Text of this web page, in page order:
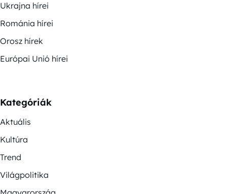
Ukrajna hírei
Románia hírei
Orosz hírek
Európai Unió hírei
Kategóriák
Aktuális
Kultúra
Trend
Világpolitika